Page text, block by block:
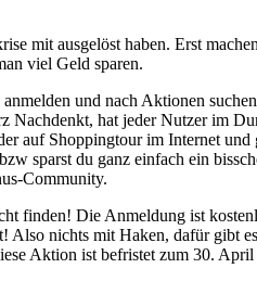
mit ausgelöst haben. Erst
viel Geld sparen.
und nach Aktionen
Nachdenkt, hat jeder Nutzer im
auf Shoppingtour im Internet
sparst du ganz einfach ein
Community.
finden! Die Anmeldung ist
nichts mit Haken, dafür gibt
Aktion ist befristet zum 30.